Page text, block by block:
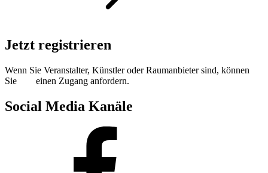
Jetzt registrieren
Wenn Sie Veranstalter, Künstler oder Raumanbieter sind, können
Sie
einen Zugang anfordern.
Social Media Kanäle